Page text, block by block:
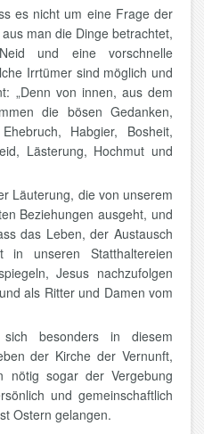
es nicht um eine Frage der
man die Dinge betrachtet,
und eine vorschnelle
Irrtümer sind möglich und
„Denn von innen, aus dem
die bösen Gedanken,
Habgier, Bosheit,
Lästerung, Hochmut und
Läuterung, die von unserem
Beziehungen ausgeht, und
das Leben, der Austausch
in unseren Statthaltereien
Jesus nachzufolgen
als Ritter und Damen vom
besonders in diesem
der Kirche der Vernunft,
nötig sogar der Vergebung
und gemeinschaftlich
Ostern gelangen.